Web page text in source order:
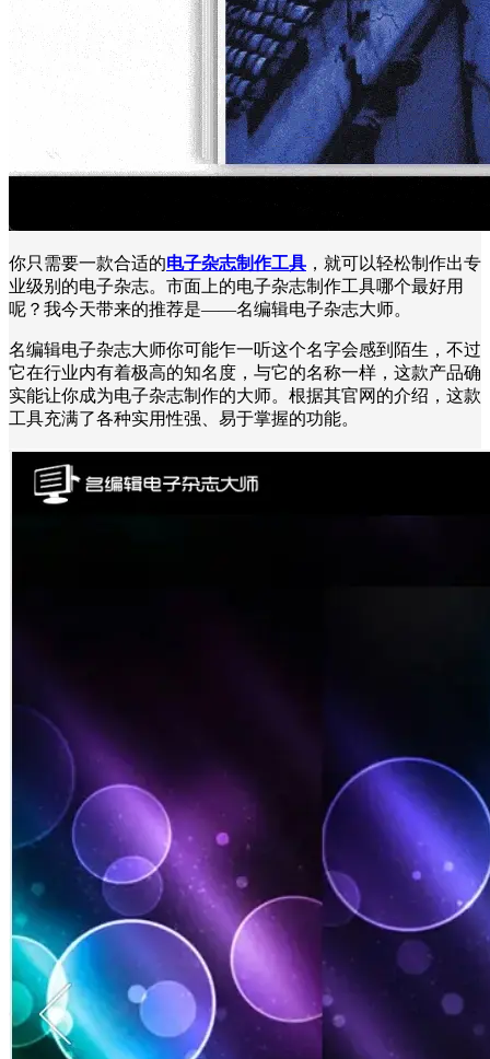
你只需要一款合适的电子杂志制作工具 ，就可以轻松制作出专
业级别的电子杂志。市面上的电子杂志制作工具哪个最好用
呢？我今天带来的推荐是——名编辑电子杂志大师。
名编辑电子杂志大师你可能乍一听这个名字会感到陌生，不过
它在行业内有着极高的知名度，与它的名称一样，这款产品确
实能让你成为电子杂志制作的大师。根据其官网的介绍，这款
工具充满了各种实用性强、易于掌握的功能。